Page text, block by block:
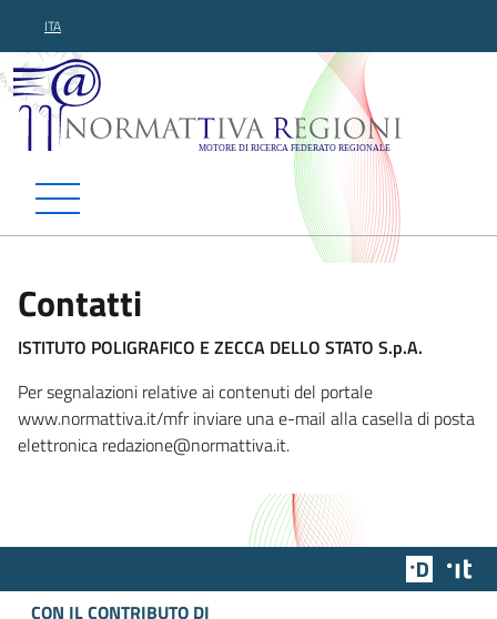
ITA
Normattiva Regioni -
Contatti
ISTITUTO POLIGRAFICO E ZECCA DELLO STATO S.p.A.
Per segnalazioni relative ai contenuti del portale
www.normattiva.it/mfr inviare una e-mail alla casella di posta
elettronica redazione@normattiva.it.
Team
CON IL CONTRIBUTO DI